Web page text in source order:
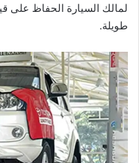
لمالك السيارة الحفاظ على
طويلة.